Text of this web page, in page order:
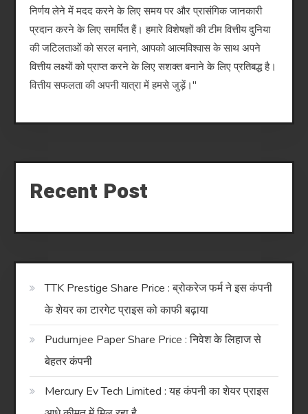
निर्णय लेने में मदद करने के लिए समय पर और प्रासंगिक जानकारी
प्रदान करने के लिए समर्पित हैं। हमारे विशेषज्ञों की टीम वित्तीय दुनिया
की जटिलताओं को सरल बनाने, आपको आत्मविश्वास के साथ अपने
वित्तीय लक्ष्यों को प्राप्त करने के लिए सशक्त बनाने के लिए प्रतिबद्ध है।
वित्तीय सफलता की अपनी यात्रा में हमसे जुड़ें।"
Recent Post
TTK Prestige Share Price : ब्रोकरेज फर्म ने इस कंपनी
के शेयर का टारगेट प्राइस को काफी बढ़ाया
Pudumjee Paper Share Price : निवेश के लिहाज से
बेहतर कंपनी
Mercury Ev Tech Limited : यह कंपनी का शेयर प्राइस